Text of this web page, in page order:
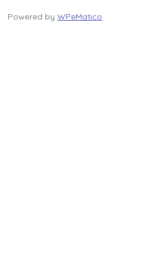
Powered byWPeMatico